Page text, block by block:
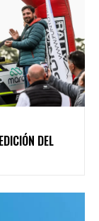
DEL